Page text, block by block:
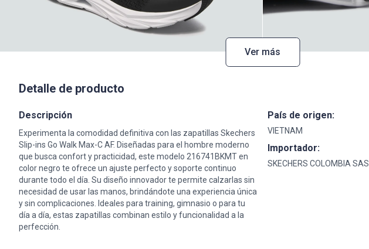
Ver más
Detalle de producto
Descripción
Experimenta la comodidad definitiva con las zapatillas Skechers
Slip-ins Go Walk Max-C AF. Diseñadas para el hombre moderno
que busca confort y practicidad, este modelo 216741BKMT en
color negro te ofrece un ajuste perfecto y soporte continuo
durante todo el día. Su diseño innovador te permite calzarlas sin
necesidad de usar las manos, brindándote una experiencia única
y sin complicaciones. Ideales para training, gimnasio o para tu
día a día, estas zapatillas combinan estilo y funcionalidad a la
perfección.
País de origen:
VIETNAM
Importador:
SKECHERS COLOMBIA SAS